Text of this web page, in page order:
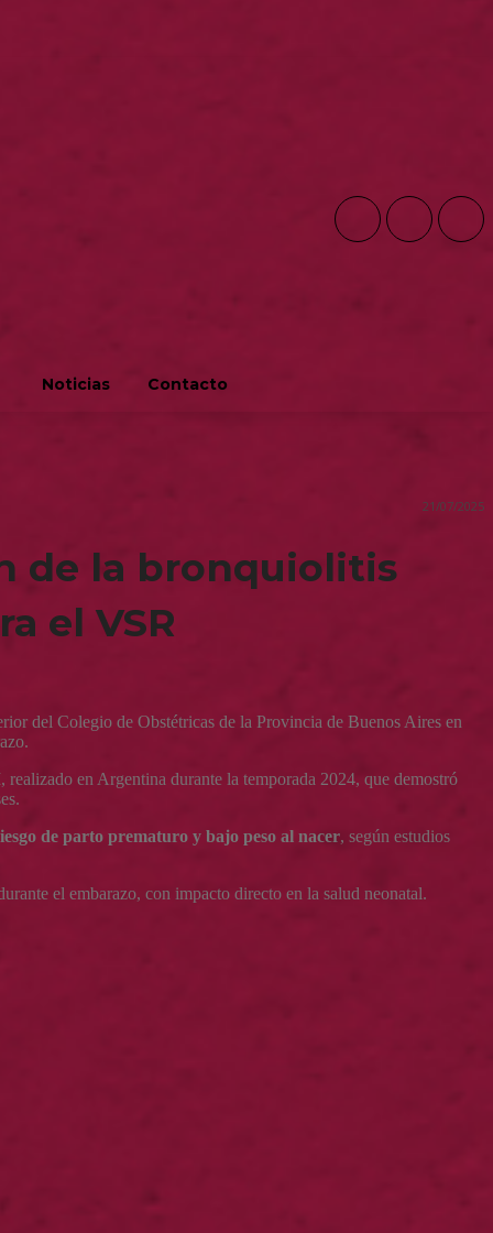
Noticias Contacto
21/07/2025
de la bronquiolitis
el VSR
del Colegio de Obstétricas de la Provincia de Buenos Aires en
en Argentina durante la temporada 2024, que demostró
de parto prematuro y bajo peso al nacer, según estudios
el embarazo, con impacto directo en la salud neonatal.